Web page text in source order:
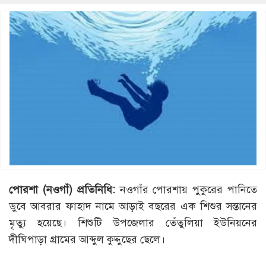
পোরশা (নওগাঁ) প্রতিনিধি:নওগাঁর পোরশায় পুকুরের পানিতে
ডুবে আবরার ফাহাদ নামে আড়াই বছরের এক শিশুর সন্তানের
মৃত্যু হয়েছে। শিশুটি উপজেলার তেঁতুলিয়া ইউনিয়নের
দীঘিপাড়া গ্রামের আব্দুল কুদ্দুছের ছেলে।